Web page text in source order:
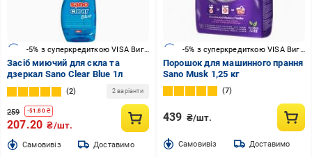
-5% з суперкредиткою VISA Вигода
Засіб миючий для скла та
дзеркал Sano Clear Blue 1л
2 2 варіанти
259 -51.80₴
207.20 ₴/шт.
Cамовивіз Доставимо
Порошок для машинного прання
Sano Musk 1,25 кг
7
439 ₴/шт.
Cамовивіз Доставимо